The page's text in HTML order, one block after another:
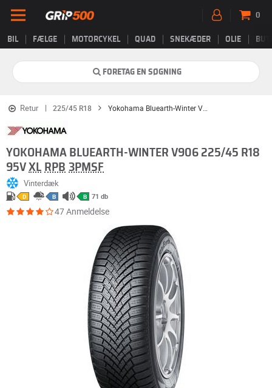
BIL FÆLGE MOTORCYKEL QUAD SNEKÆDER OLIE
0
FORETAG EN SØGNING
Retur 225/45 R18 Yokohama Bluearth-Winter V906
YOKOHAMA BLUEARTH-WINTER V906 225/45 R18
95V XL RPB 3PMSF
Vinterdæk
D B B 71 db
47 Anmeldelse